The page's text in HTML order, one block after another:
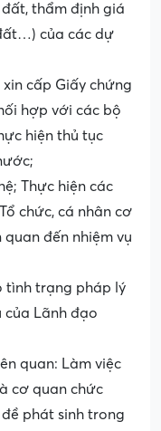
thẩm định giá
của các dự
cấp Giấy chứng
hợp với các bộ
hiện thủ tục
Thực hiện các
chức, cá nhân cơ
đến nhiệm vụ
tình trạng pháp lý
của Lãnh đạo
quan: Làm việc
cơ quan chức
phát sinh trong